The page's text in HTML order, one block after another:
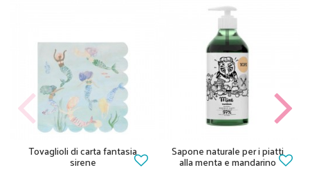
Tovaglioli di carta fantasia
sirene
Sapone naturale per i piatti
alla menta e mandarino